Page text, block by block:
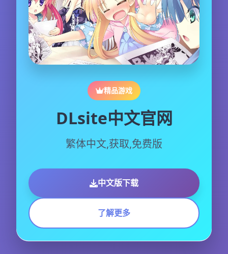
精品游戏
DLsite中文官网
繁体中文,获取,免费版
中文版下载
了解更多